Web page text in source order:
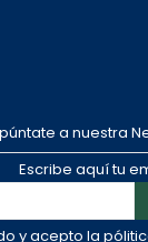
a nuestra
Escribe aquí tu
y acepto la